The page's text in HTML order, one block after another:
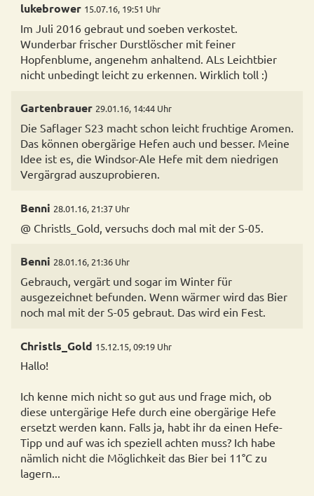
lukebrower 15.07.16, 19:51 Uhr
Im Juli 2016 gebraut und soeben verkostet.
Wunderbar frischer Durstlöscher mit feiner
Hopfenblume, angenehm anhaltend. ALs Leichtbier
nicht unbedingt leicht zu erkennen. Wirklich toll :)
Gartenbrauer 29.01.16, 14:44 Uhr
Die Saflager S23 macht schon leicht fruchtige Aromen.
Das können obergärige Hefen auch und besser. Meine
Idee ist es, die Windsor-Ale Hefe mit dem niedrigen
Benni 28.01.16, 21:37 Uhr
@ Christls_Gold, versuchs doch mal mit der S-05.
Benni 28.01.16, 21:36 Uhr
Gebrauch, vergärt und sogar im Winter für
ausgezeichnet befunden. Wenn wärmer wird das Bier
noch mal mit der S-05 gebraut. Das wird ein Fest.
Christls_Gold 15.12.15, 09:19 Uhr
Hallo!
Ich kenne mich nicht so gut aus und frage mich, ob
diese untergärige Hefe durch eine obergärige Hefe
ersetzt werden kann. Falls ja, habt ihr da einen Hefe-
Tipp und auf was ich speziell achten muss? Ich habe
nämlich nicht die Möglichkeit das Bier bei 11°C zu
lagern...